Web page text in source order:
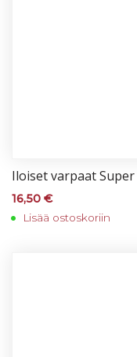
Iloi­set var­paat
16,50 €
Lisää ostoskoriin